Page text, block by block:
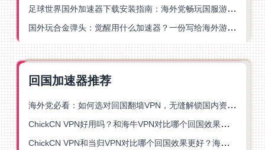
足球世界国外加速器下载安装指南：海外党畅玩国服游戏的终极解决方案
国外玩合金弹头：觉醒用什么加速器？一份写给海外游子的畅玩指南
回国加速器推荐
海外党必看：如何选对回国翻墙VPN，无缝解锁国内资源？
ChickCN VPN好用吗？和海牛VPN对比哪个回国效果更好？
ChickCN VPN和当归VPN对比哪个回国效果更好？海外党亲测后选了它